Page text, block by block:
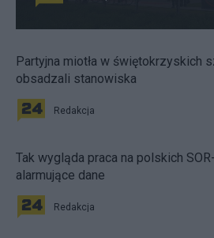
Partyjna miotła w świętokrzyskich
obsadzali stanowiska
Redakcja
Tak wygląda praca na polskich
alarmujące dane
Redakcja